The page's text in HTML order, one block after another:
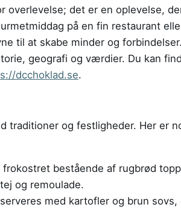
overlevelse; det er en oplevelse,
på en fin restaurant
til at skabe minder og
geografi og værdier. Du kan
dcchoklad.se.
traditioner og festligheder. Her er
frokostret bestående af rugbrød
og remoulade.
med kartofler og brun